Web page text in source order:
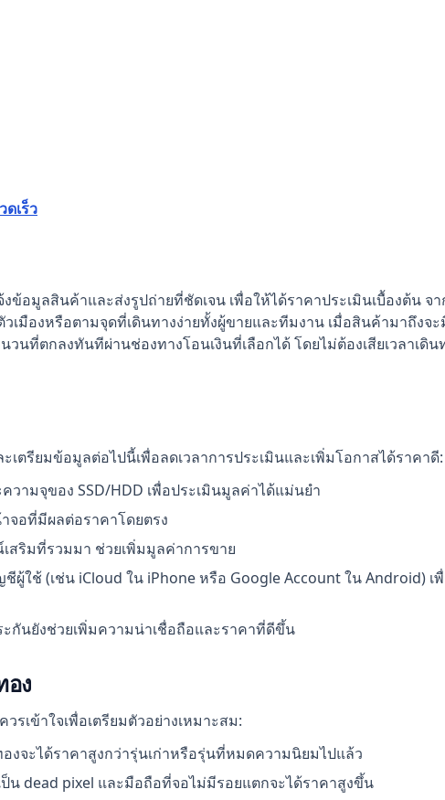
เร็ว
ข้อมูลสินค้าและส่งรูปถ่ายที่ชัดเจน เพื่อให้ได้ราคาประเมินเบื้องต้น จ
องหรือตามจุดที่เดินทางง่ายทั้งผู้ขายและทีมงาน เมื่อสินค้ามาถึงจ
ที่ตกลงทันทีผ่านช่องทางโอนเงินที่เลือกได้ โดยไม่ต้องเสียเวลาเดิน
รียมข้อมูลต่อไปนี้เพื่อลดเวลาการประเมินและเพิ่มโอกาสได้ราคาดี:
วามจุของ SSD/HDD เพื่อประเมินมูลค่าได้แม่นยำ
จอที่มีผลต่อราคาโดยตรง
สริมที่รวมมา ช่วยเพิ่มมูลค่าการขาย
ผู้ใช้ (เช่น iCloud ใน iPhone หรือ Google Account ใน Android)
กันยังช่วยเพิ่มความน่าเชื่อถือและราคาที่ดีขึ้น
อง
เข้าใจเพื่อเตรียมตัวอย่างเหมาะสม:
จะได้ราคาสูงกว่ารุ่นเก่าหรือรุ่นที่หมดความนิยมไปแล้ว
dead pixel และมือถือที่จอไม่มีรอยแตกจะได้ราคาสูงขึ้น